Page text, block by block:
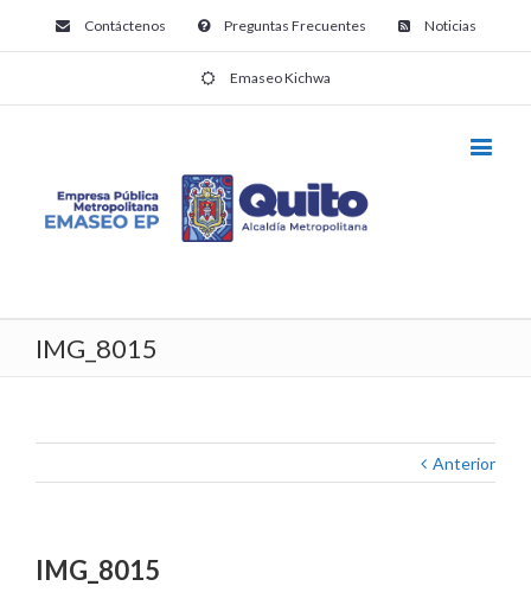
Contáctenos Preguntas Frecuentes Noticias
Emaseo Kichwa
IMG_8015
Anterior
IMG_8015